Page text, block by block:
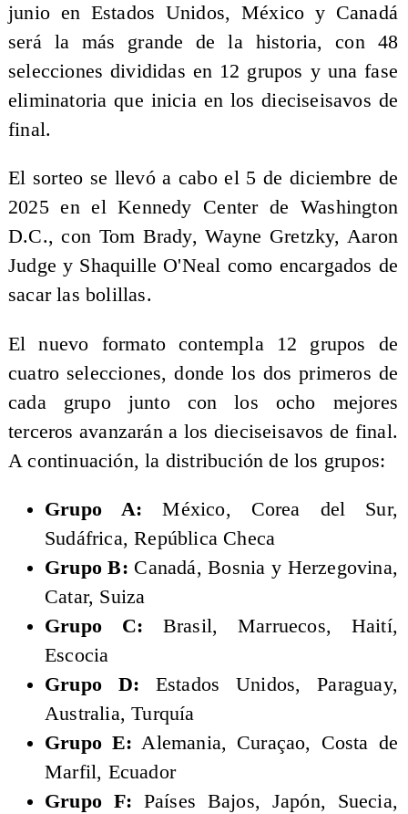
junio en Estados Unidos, México y Canadá
será la más grande de la historia, con 48
selecciones divididas en 12 grupos y una fase
eliminatoria que inicia en los dieciseisavos de
final.
El sorteo se llevó a cabo el 5 de diciembre de
2025 en el Kennedy Center de Washington
D.C., con Tom Brady, Wayne Gretzky, Aaron
Judge y Shaquille O'Neal como encargados de
sacar las bolillas.
El nuevo formato contempla 12 grupos de
cuatro selecciones, donde los dos primeros de
cada grupo junto con los ocho mejores
terceros avanzarán a los dieciseisavos de final.
A continuación, la distribución de los grupos:
Grupo A: México, Corea del Sur,
Sudáfrica, República Checa
Grupo B: Canadá, Bosnia y Herzegovina,
Catar, Suiza
Grupo C: Brasil, Marruecos, Haití,
Escocia
Grupo D: Estados Unidos, Paraguay,
Australia, Turquía
Grupo E: Alemania, Curaçao, Costa de
Marfil, Ecuador
Grupo F: Países Bajos, Japón, Suecia,